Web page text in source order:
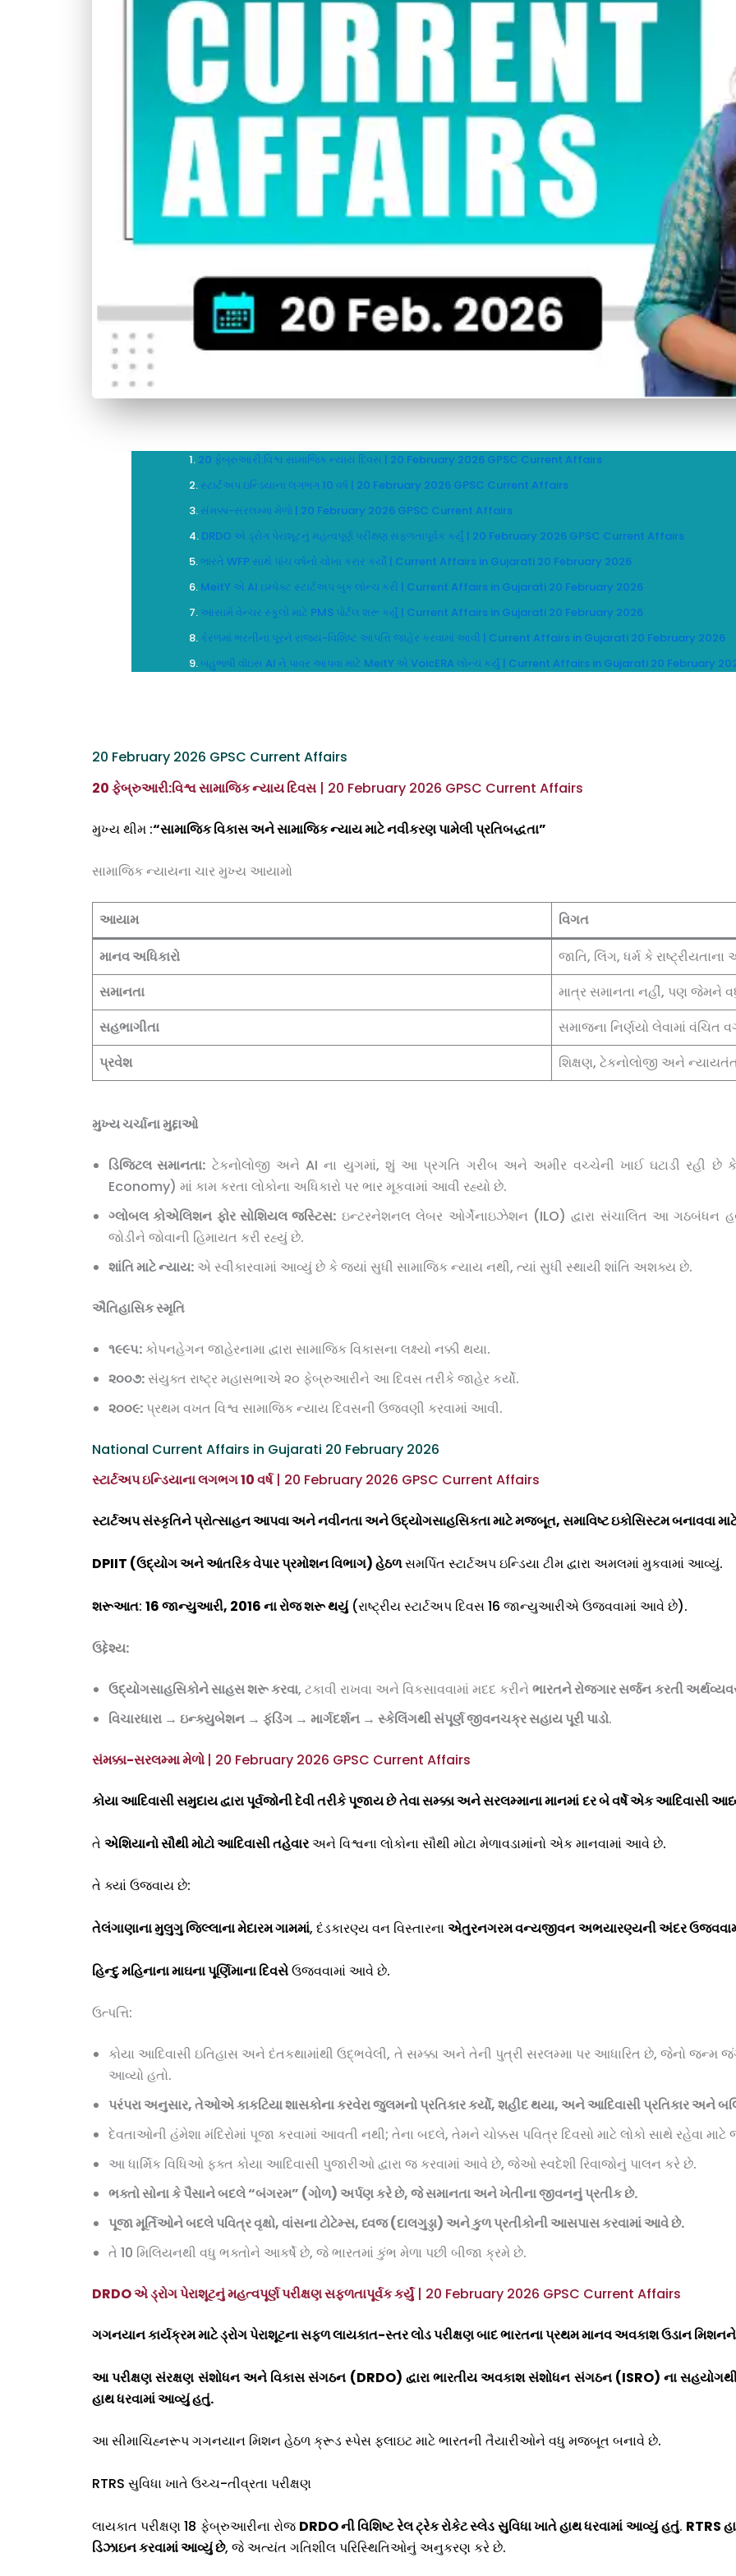
20 ફેબ્રુઆરી:વિશ્વ સામાજિક ન્યાય દિવસ | 20 February 2026 GPSC Current Affairs
સ્ટાર્ટઅપ ઇન્ડિયાના લગભગ 10 વર્ષ | 20 February 2026 GPSC Current Affairs
સંમક્કા-સરલમ્મા મેળો | 20 February 2026 GPSC Current Affairs
DRDO એ ડ્રોગ પેરાશૂટનું મહત્વપૂર્ણ પરીક્ષણ સફળતાપૂર્વક કર્યું | 20 February 2026 GPSC Current Affairs
ભારતે WFP સાથે પાંચ વર્ષનો ચોખા કરાર કર્યો | Current Affairs in Gujarati 20 February 2026
MeitY એ AI ઇમ્પેક્ટ સ્ટાર્ટઅપ બુક લોન્ચ કરી | Current Affairs in Gujarati 20 February 2026
આસામે વેન્ચર સ્કૂલો માટે PMS પોર્ટલ શરૂ કર્યું | Current Affairs in Gujarati 20 February 2026
કેરળમાં ભરતીના પૂરને રાજ્ય-વિશિષ્ટ આપત્તિ જાહેર કરવામાં આવી | Current Affairs in Gujarati 20 February 2026
બહુભાષી વૉઇસ AI ને પાવર આપવા માટે MeitY એ VoicERA લોન્ચ કર્યું | Current Affairs in Gujarati 20 February
20 February 2026 GPSC Current Affairs
20 ફેબ્રુઆરી:વિશ્વ સામાજિક ન્યાય દિવસ | 20 February 2026 GPSC Current Affairs
મુખ્ય થીમ :“સામાજિક વિકાસ અને સામાજિક ન્યાય માટે નવીકરણ પામેલી પ્રતિબદ્ધતા”
સામાજિક ન્યાયના ચાર મુખ્ય આયામો
આયામ
વિગત
માનવ અધિકારો
જાતિ, લિંગ, ધર્મ કે
સમાનતા
માત્ર સમાનતા નહીં, પણ જેમને
સહભાગીતા
સમાજના નિર્ણયો લેવામાં વંચિત
પ્રવેશ
શિક્ષણ, ટેકનોલોજી અને
મુખ્ય ચર્ચાના મુદ્દાઓ
ડિજિટલ સમાનતા: ટેકનોલોજી અને AI ના યુગમાં, શું આ પ્રગતિ ગરીબ અને અમીર વચ્ચેની ખાઈ ઘટાડી રહી છે કે
Economy) માં કામ કરતા લોકોના અધિકારો પર ભાર મૂકવામાં આવી રહ્યો છે.
ગ્લોબલ કોએલિશન ફોર સોશિયલ જસ્ટિસ: ઇન્ટરનેશનલ લેબર ઓર્ગેનાઇઝેશન (ILO) દ્વારા સંચાલિત આ ગઠબંધન
જોડીને જોવાની હિમાયત કરી રહ્યું છે.
શાંતિ માટે ન્યાય: એ સ્વીકારવામાં આવ્યું છે કે જ્યાં સુધી સામાજિક ન્યાય નથી, ત્યાં સુધી સ્થાયી શાંતિ અશક્ય છે.
ઐતિહાસિક સ્મૃતિ
૧૯૯૫: કોપનહેગન જાહેરનામા દ્વારા સામાજિક વિકાસના લક્ષ્યો નક્કી થયા.
૨૦૦૭:સંયુક્ત રાષ્ટ્ર મહાસભાએ ૨૦ ફેબ્રુઆરીને આ દિવસ તરીકે જાહેર કર્યો.
૨૦૦૯: પ્રથમ વખત વિશ્વ સામાજિક ન્યાય દિવસની ઉજવણી કરવામાં આવી.
National Current Affairs in Gujarati 20 February 2026
સ્ટાર્ટઅપ ઇન્ડિયાના લગભગ 10 વર્ષ| 20 February 2026 GPSC Current Affairs
સ્ટાર્ટઅપ સંસ્કૃતિને પ્રોત્સાહન આપવા અને નવીનતા અને ઉદ્યોગસાહસિકતા માટે મજબૂત,સમાવિષ્ટ ઇકોસિસ્ટમ બનાવવા
DPIIT (ઉદ્યોગ અને આંતરિક વેપાર પ્રમોશન વિભાગ) હેઠળસમર્પિત સ્ટાર્ટઅપ ઇન્ડિયા ટીમ દ્વારા અમલમાં મુકવામાં આવ્યું.
શરૂઆત: 16 જાન્યુઆરી, 2016 ના રોજ શરૂ થયું(રાષ્ટ્રીય સ્ટાર્ટઅપ દિવસ 16 જાન્યુઆરીએ ઉજવવામાં આવે છે).
ઉદ્દેશ્ય:
ઉદ્યોગસાહસિકોને સાહસ શરૂ કરવા, ટકાવી રાખવા અને વિકસાવવામાં મદદ કરીને ભારતને રોજગાર સર્જનકરતી
વિચારધારા → ઇન્ક્યુબેશન → ફંડિંગ → માર્ગદર્શન → સ્કેલિંગથી સંપૂર્ણ જીવનચક્ર સહાય પૂરી પાડો.
સંમક્કા-સરલમ્મા મેળો | 20 February 2026 GPSC Current Affairs
કોયા આદિવાસી સમુદાય દ્વારા પૂર્વજોની દેવી તરીકે પૂજાય છેતેવા સમ્ક્કા અને સરલમ્માના માનમાંદર બે વર્ષે એક આદિવાસી
તે એશિયાનો સૌથી મોટો આદિવાસી તહેવારઅને વિશ્વના લોકોના સૌથી મોટા મેળાવડામાંનો એક માનવામાં આવે છે.
તે ક્યાં ઉજવાય છે:
તેલંગાણાના મુલુગુ જિલ્લાના મેદારમ ગામમાં, દંડકારણ્ય વન વિસ્તારનાએતુરનગરમ વન્યજીવનઅભયારણ્યની અંદર
હિન્દુ મહિનાના માઘના પૂર્ણિમાના દિવસેઉજવવામાં આવે છે.
ઉત્પત્તિ:
કોયા આદિવાસી ઇતિહાસ અને દંતકથામાંથી ઉદ્ભવેલી, તે સમ્ક્કા અને તેની પુત્રી સરલમ્મા પર આધારિત છે, જેનો જન્મ
આવ્યો હતો.
પરંપરા અનુસાર,તેઓએ કાકટિયા શાસકોના કરવેરા જુલમનો પ્રતિકાર કર્યો,શહીદ થયા,અને આદિવાસી પ્રતિકાર અને
દેવતાઓની હંમેશા મંદિરોમાં પૂજા કરવામાં આવતી નથી; તેના બદલે, તેમને ચોક્કસ પવિત્ર દિવસો માટે લોકો સાથે રહેવા
આ ધાર્મિક વિધિઓ ફક્ત કોયા આદિવાસી પુજારીઓ દ્વારા જ કરવામાં આવે છે, જેઓ સ્વદેશી રિવાજોનું પાલન કરે છે.
ભક્તો સોના કે પૈસાને બદલે “બંગરમ” (ગોળ) અર્પણ કરે છે,જે સમાનતા અને ખેતીના જીવનનું પ્રતીક છે.
પૂજા મૂર્તિઓને બદલે પવિત્ર વૃક્ષો,વાંસના ટોટેમ્સ,ધ્વજ (દાલગુડ્ડા) અને કુળ પ્રતીકોની આસપાસ કરવામાં આવે છે.
તે 10 મિલિયનથી વધુ ભક્તોને આકર્ષે છે, જે ભારતમાં કુંભ મેળા પછી બીજા ક્રમે છે.
DRDO એ ડ્રોગ પેરાશૂટનું મહત્વપૂર્ણ પરીક્ષણ સફળતાપૂર્વક કર્યું| 20 February 2026 GPSC Current Affairs
ગગનયાન કાર્યક્રમ માટે ડ્રોગ પેરાશૂટના સફળ લાયકાત-સ્તર લોડ પરીક્ષણ બાદ ભારતના પ્રથમ માનવ અવકાશ ઉડાન મિશનને
આ પરીક્ષણ સંરક્ષણ સંશોધન અને વિકાસ સંગઠન (DRDO) દ્વારા ભારતીય અવકાશ સંશોધન સંગઠન (ISRO)ના
હાથ ધરવામાં આવ્યું હતું.
આ સીમાચિહ્નરૂપ ગગનયાન મિશન હેઠળ ક્રૂડ સ્પેસ ફ્લાઇટ માટે ભારતની તૈયારીઓને વધુ મજબૂત બનાવે છે.
RTRS સુવિધા ખાતે ઉચ્ચ-તીવ્રતા પરીક્ષણ
લાયકાત પરીક્ષણ 18 ફેબ્રુઆરીના રોજ DRDOની વિશિષ્ટ રેલ ટ્રેક રોકેટ સ્લેડ સુવિધા ખાતે હાથ ધરવામાંઆવ્યું હતું. RTRS
ડિઝાઇન કરવામાં આવ્યું છે, જે અત્યંત ગતિશીલ પરિસ્થિતિઓનું અનુકરણ કરે છે.